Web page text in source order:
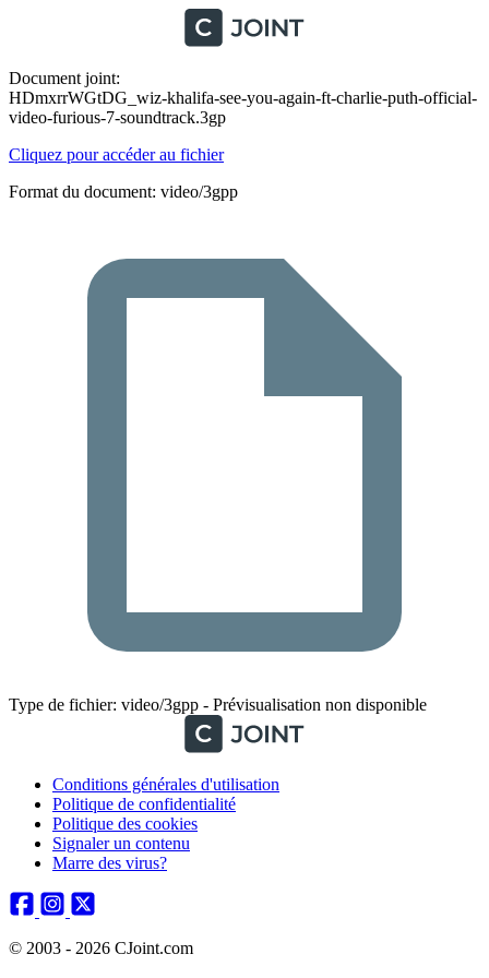
Document joint:
HDmxrrWGtDG_wiz-khalifa-see-you-again-ft-charlie-puth-official-
video-furious-7-soundtrack.3gp
Cliquez pour accéder au fichier
Format du document: video/3gpp
Type de fichier: video/3gpp - Prévisualisation non disponible
Conditions générales d'utilisation
Politique de confidentialité
Politique des cookies
Signaler un contenu
Marre des virus?
© 2003 - 2026 CJoint.com